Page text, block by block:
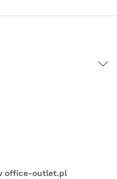
office-outlet.pl